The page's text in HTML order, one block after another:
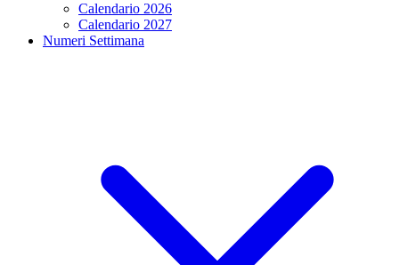
Calendario 2026
Calendario 2027
Numeri Settimana